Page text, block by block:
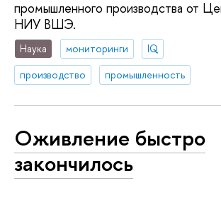
промышленного производства от
НИУ ВШЭ.
Наука мониторинги
IQ
производство
промышленность
Оживление быстро
закончилось